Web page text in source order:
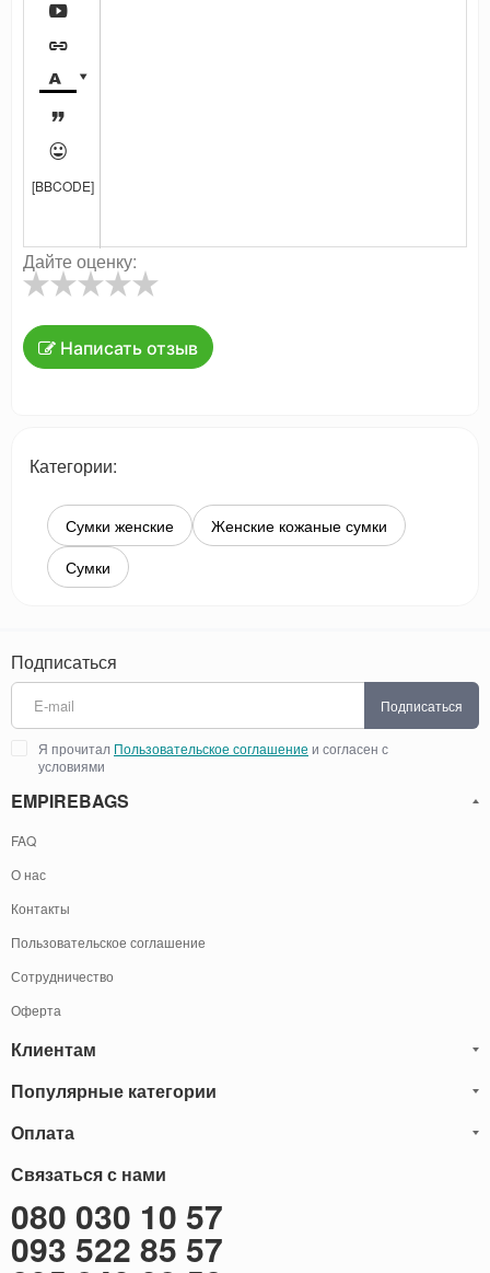






[BBCODE]
Дайте оценку:
Написать отзыв
Категории:
Сумки женские
Женские кожаные сумки
Сумки
Подписаться
Подписаться
Я прочитал Пользовательское соглашение и согласен с
условиями
EMPIREBAGS
FAQ
О нас
Контакты
Пользовательское соглашение
Сотрудничество
Оферта
Клиентам
Блог
Обмен и Возврат
Карта сайта
Бонусы
Популярные категории
Мужские кожаные сумки
Саквояжи
Мужские кожаные кошельки
Мужские клатчи
Оплата
Оплату товаров можно
осуществить
Наличными
Наложенный платёж (Оплата при получение)
Через терминал (Только самовывоз)
Связаться с нами
080 030 10 57
093 522 85 57